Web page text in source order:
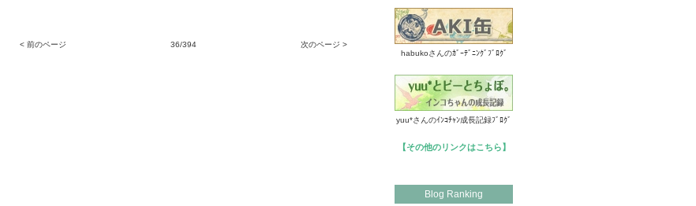
< 前のページ 36/394 次のページ >
habukoさんのｶﾞｰﾃﾞﾆﾝｸﾞﾌﾞﾛｸﾞ
yuu*さんのｲﾝｺﾁｬﾝ成長記録ﾌﾞﾛｸﾞ
【その他のリンクはこちら】
Blog Ranking